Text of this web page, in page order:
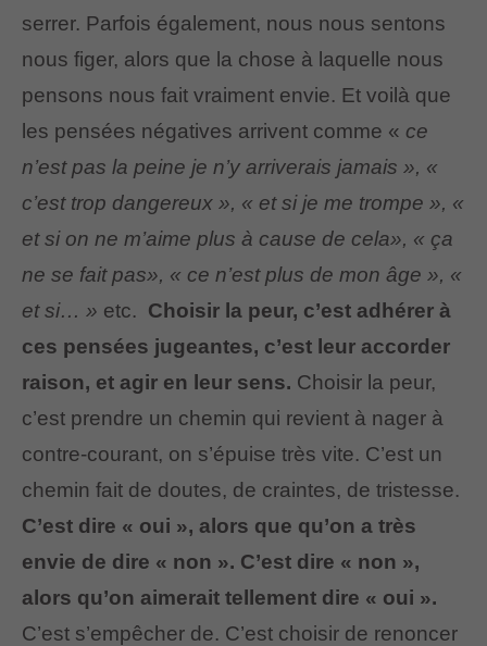
serrer. Parfois également, nous nous sentons
nous figer, alors que la chose à laquelle nous
pensons nous fait vraiment envie. Et voilà que
les pensées négatives arrivent comme « ce
n’est pas la peine je n’y arriverais jamais », «
c’est trop dangereux », « et si je me trompe », «
et si on ne m’aime plus à cause de cela», « ça
ne se fait pas», « ce n’est plus de mon âge », «
et si… » etc. Choisir la peur, c’est adhérer à
ces pensées jugeantes, c’est leur accorder
raison, et agir en leur sens. Choisir la peur,
c’est prendre un chemin qui revient à nager à
contre-courant, on s’épuise très vite. C’est un
chemin fait de doutes, de craintes, de tristesse.
C’est dire « oui », alors que qu’on a très
envie de dire « non ». C’est dire « non »,
alors qu’on aimerait tellement dire « oui ».
C’est s’empêcher de. C’est choisir de renoncer